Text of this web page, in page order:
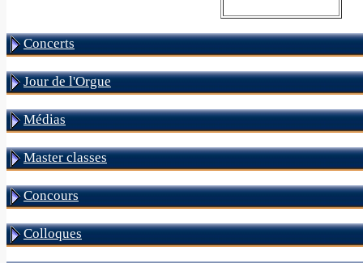
Concerts
Jour de l'Orgue
Médias
Master classes
Concours
Colloques